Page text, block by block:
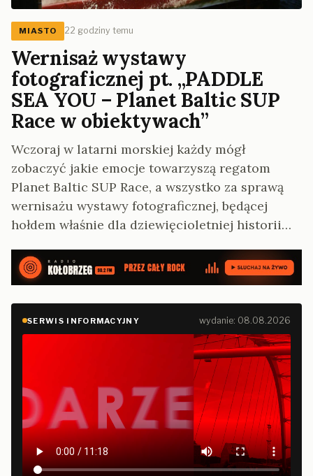
MIASTO 22 godziny temu
Wernisaż wystawy
fotograficznej pt. „PADDLE
SEA YOU – Planet Baltic SUP
Race w obiektywach”
Wczoraj w latarni morskiej każdy mógł
zobaczyć jakie emocje towarzyszą regatom
Planet Baltic SUP Race, a wszystko za sprawą
wernisażu wystawy fotograficznej, będącej
hołdem właśnie dla dziewięcioletniej historii…
SERWIS INFORMACYJNY wydanie: 08.08.2026